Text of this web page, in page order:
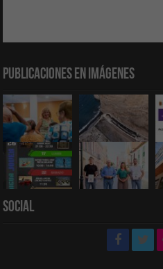
Publicaciones en Imágenes
Social